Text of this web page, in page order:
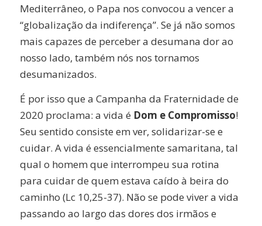
Mediterrâneo, o Papa nos convocou a vencer a
“globalização da indiferença”. Se já não somos
mais capazes de perceber a desumana dor ao
nosso lado, também nós nos tornamos
desumanizados.
É por isso que a Campanha da Fraternidade de
2020 proclama: a vida é Dom e Compromisso!
Seu sentido consiste em ver, solidarizar-se e
cuidar. A vida é essencialmente samaritana, tal
qual o homem que interrompeu sua rotina
para cuidar de quem estava caído à beira do
caminho (Lc 10,25-37). Não se pode viver a vida
passando ao largo das dores dos irmãos e